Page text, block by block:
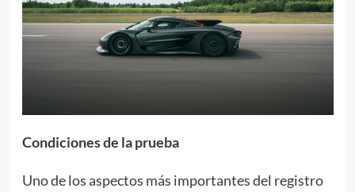
Condiciones de la prueba
Uno de los aspectos más importantes del registro